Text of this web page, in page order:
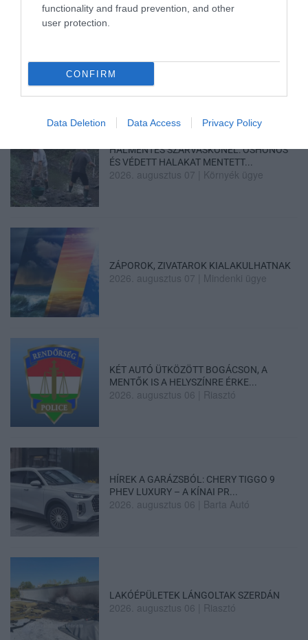
functionality and fraud prevention, and other
user protection.
CONFIRM
Data Deletion Data Access Privacy Policy
2026. augusztus 07|Eger ügye
HALMENTÉS SZARVASKŐNÉL: ŐSHONOS
ÉS VÉDETT HALAKAT MENTETT...
2026. augusztus 07 Környék ügye
ZÁPOROK, ZIVATAROK KIALAKULHATNAK
2026. augusztus 07 Mindenki ügye
KÉT AUTÓ ÜTKÖZÖTT BOGÁCSON, A
MENTŐK IS A HELYSZÍNRE ÉRKE...
2026. augusztus 06 Riasztó
HÍREK A GARÁZSBÓL: CHERY TIGGO 9
PHEV LUXURY – A KÍNAI PR...
2026. augusztus 06 Barta Autó
LAKÓÉPÜLETEK LÁNGOLTAK SZERDÁN
2026. augusztus 06 Riasztó